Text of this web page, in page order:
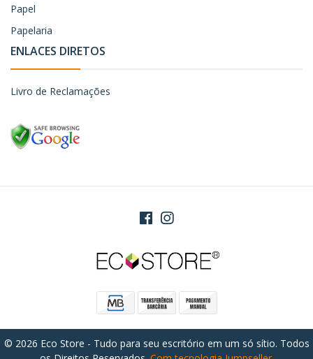
Papel
Papelaria
ENLACES DIRETOS
Livro de Reclamações
© 2026 Eco Store - Tudo para seu escritório em um só sítio. Todos